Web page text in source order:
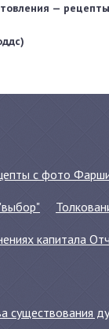
—
с фото
капитала
существования